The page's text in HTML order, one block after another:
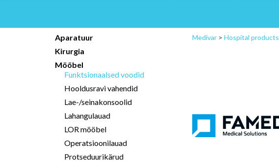
Aparatuur
Kirurgia
Mööbel
Funktsionaalsed voodid
Hooldusravi vahendid
Lae-/seinakonsoolid
Lahangulauad
LOR mööbel
Operatsioonilauad
Protseduurikärud
Medivar > Hospital products